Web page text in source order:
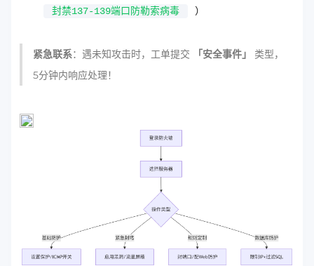
封禁137-139端口防勒索病毒 ）
紧急联系：遇未知攻击时，工单提交 「安全事件」
类型，
5分钟内响应处理！